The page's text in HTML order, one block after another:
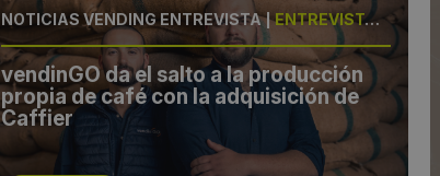
NOTICIAS VENDING ENTREVISTA|ENTREVISTA, VENDINGO
vendinGO da el salto a la producción
propia de café con la adquisición de
Caffier